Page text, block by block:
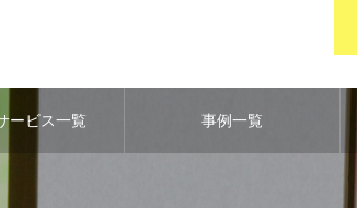
ービス一覧 事例一覧